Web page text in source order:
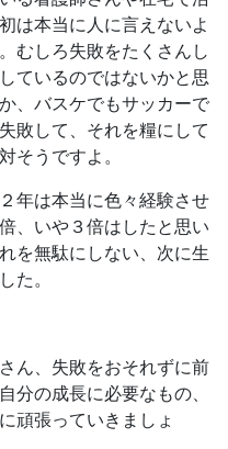
は本当に人に言えないよ
むしろ失敗をたくさんし
ているのではないかと思
、バスケでもサッカーで
敗して、それを糧にして
そうですよ。
年は本当に色々経験させ
、いや３倍はしたと思い
を無駄にしない、次に生
た。
ん、失敗をおそれずに前
分の成長に必要なもの、
頑張っていきましょ